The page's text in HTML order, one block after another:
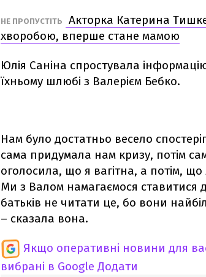
НЕ ПРОПУСТІТЬ
Акторка Катерина
хворобою, вперше стане мамою
Юлія Саніна спростувала
їхньому шлюбі з Валерієм Бебко.
Нам було достатньо весело
сама придумала нам кризу, потім
оголосила, що я вагітна, а потім,
Ми з Валом намагаємося ставитися
батьків не читати це, бо вони
– сказала вона.
Якщо оперативні новини для
вибрані в Google Додати